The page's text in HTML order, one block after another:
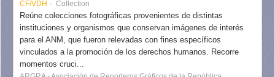
CF/VDH Collection
Reúne colecciones fotográficas provenientes de distintas
instituciones y organismos que conservan imágenes de interés
para el ANM, que fueron relevadas con fines específicos
vinculados a la promoción de los derechos humanos. Recorre
momentos cruci...